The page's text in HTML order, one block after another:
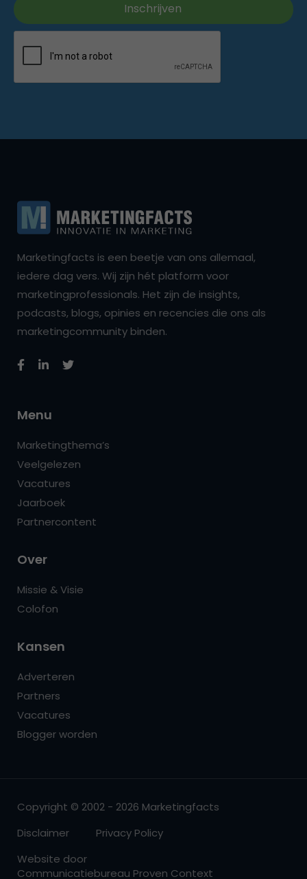
Marketingfacts is een beetje van ons allemaal,
iedere dag vers. Wij zijn hét platform voor
marketingprofessionals. Het zijn de insights,
podcasts, blogs, opinies en recencies die ons als
marketingcommunity binden.
Menu
Marketingthema’s
Veelgelezen
Vacatures
Jaarboek
Partnercontent
Over
Missie & Visie
Colofon
Kansen
Adverteren
Partners
Vacatures
Blogger worden
Copyright © 2002 - 2026 Marketingfacts
Disclaimer
Privacy Policy
Website door
Communicatiebureau Proven Context